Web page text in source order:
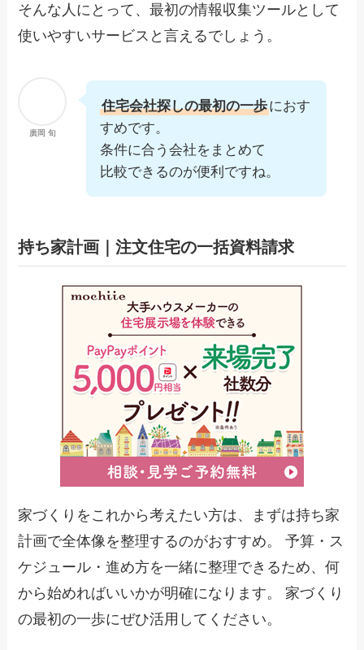
そんな人にとって、最初の情報収集ツールとして
使いやすいサービスと言えるでしょう。
廣岡 旬
住宅会社探しの最初の一歩におす
すめです。
条件に合う会社をまとめて
比較できるのが便利ですね。
持ち家計画｜注文住宅の一括資料請求
家づくりをこれから考えたい方は、まずは持ち家
計画で全体像を整理するのがおすすめ。 予算・ス
ケジュール・進め方を一緒に整理できるため、何
から始めればいいかが明確になります。 家づくり
の最初の一歩にぜひ活用してください。